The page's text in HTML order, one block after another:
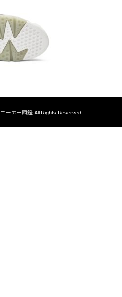
ーカー図鑑.All Rights Reserved.